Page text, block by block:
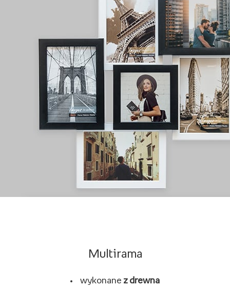
Multirama
wykonane z drewna